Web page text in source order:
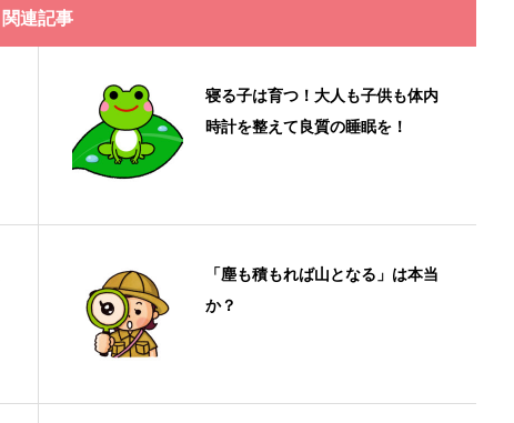
関連記事
寝る子は育つ！大人も子供も体内
時計を整えて良質の睡眠を！
「塵も積もれば山となる」は本当
か？